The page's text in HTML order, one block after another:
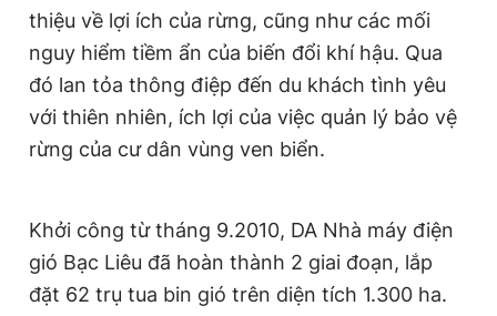
thiệu về lợi ích của rừng, cũng như các mối
nguy hiểm tiềm ẩn của biến đổi khí hậu. Qua
đó lan tỏa thông điệp đến du khách tình yêu
với thiên nhiên, ích lợi của việc quản lý bảo vệ
rừng của cư dân vùng ven biển.
Khởi công từ tháng 9.2010, DA Nhà máy điện
gió Bạc Liêu đã hoàn thành 2 giai đoạn, lắp
đặt 62 trụ tua bin gió trên diện tích 1.300 ha.